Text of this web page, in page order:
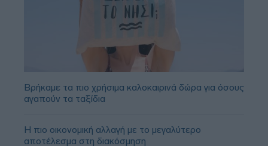
Βρήκαμε τα πιο χρήσιμα καλοκαιρινά δώρα για όσους
αγαπούν τα ταξίδια
Η πιο οικονομική αλλαγή με το μεγαλύτερο
αποτέλεσμα στη διακόσμηση